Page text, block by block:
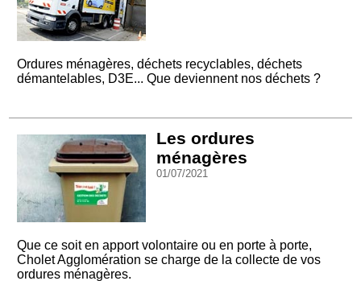
Ordures ménagères, déchets recyclables, déchets
démantelables, D3E... Que deviennent nos déchets ?
Les ordures
ménagères
01/07/2021
Que ce soit en apport volontaire ou en porte à porte,
Cholet Agglomération se charge de la collecte de vos
ordures ménagères.